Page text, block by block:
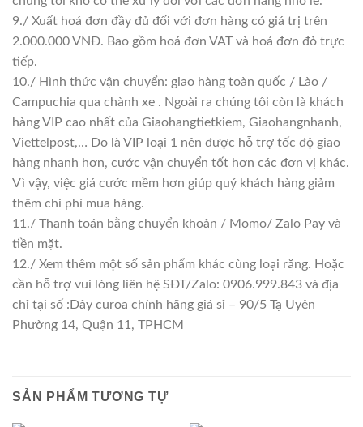
9./ Xuất hoá đơn đầy đủ đối với đơn hàng có giá trị trên
2.000.000 VNĐ. Bao gồm hoá đơn VAT và hoá đơn đỏ trực
tiếp.
10./ Hình thức vận chuyển: giao hàng toàn quốc / Lào /
Campuchia qua chành xe . Ngoài ra chúng tôi còn là khách
hàng VIP cao nhất của Giaohangtietkiem, Giaohangnhanh,
Viettelpost,… Do là VIP loại 1 nên được hỗ trợ tốc độ giao
hàng nhanh hơn, cước vận chuyển tốt hơn các đơn vị khác.
Vì vậy, việc giá cước mềm hơn giúp quý khách hàng giảm
thêm chi phí mua hàng.
11./ Thanh toán bằng chuyển khoản / Momo/ Zalo Pay và
tiền mặt.
12./ Xem thêm một số sản phẩm khác cùng loại răng. Hoặc
cần hỗ trợ vui lòng liên hệ SĐT/Zalo: 0906.999.843 và địa
chỉ tại số :Dây curoa chính hãng giá sỉ – 90/5 Tạ Uyên
Phường 14, Quận 11, TPHCM
SẢN PHẨM TƯƠNG TỰ